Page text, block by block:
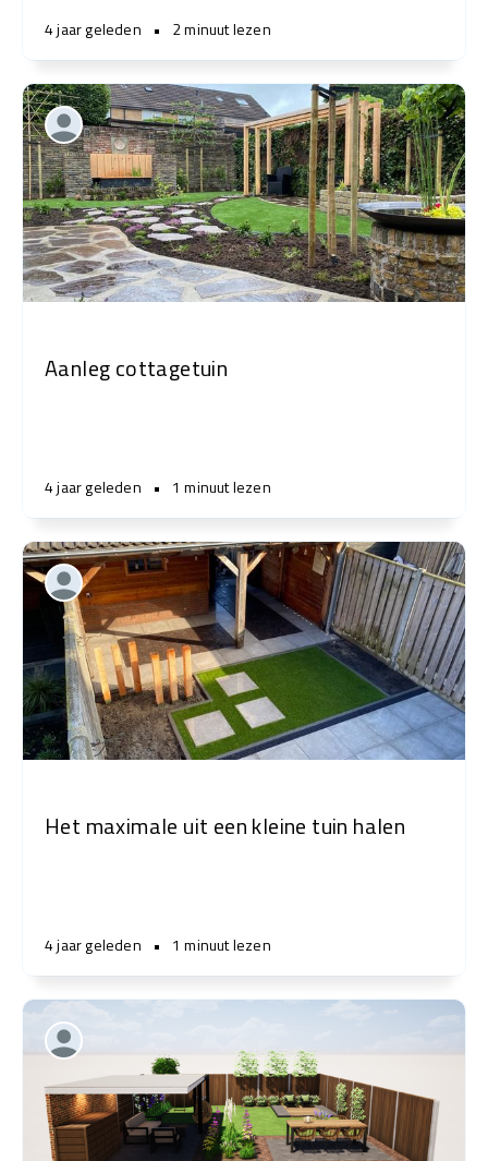
4 jaar geleden • 2 minuut lezen
Aanleg cottagetuin
4 jaar geleden • 1 minuut lezen
Het maximale uit een kleine tuin halen
4 jaar geleden • 1 minuut lezen